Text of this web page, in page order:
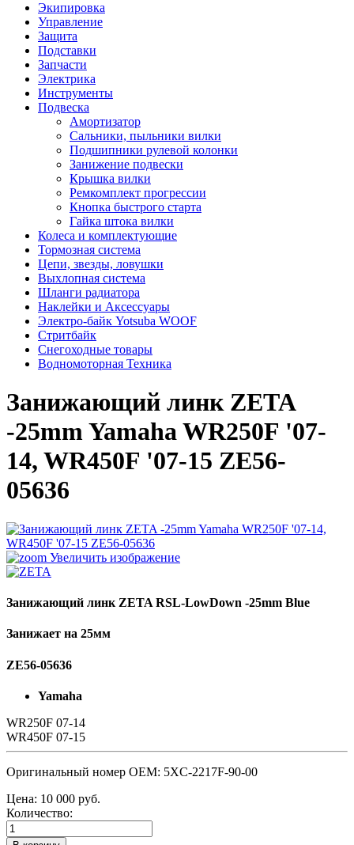
Экипировка
Управление
Защита
Подставки
Запчасти
Электрика
Инструменты
Подвеска
Амортизатор
Сальники, пыльники вилки
Подшипники рулевой колонки
Занижение подвески
Крышка вилки
Ремкомплект прогрессии
Кнопка быстрого старта
Гайка штока вилки
Колеса и комплектующие
Тормозная система
Цепи, звезды, ловушки
Выхлопная система
Шланги радиатора
Наклейки и Аксессуары
Электро-байк Yotsuba WOOF
Стритбайк
Снегоходные товары
Водномоторная Техника
Занижающий линк ZETA
-25mm Yamaha WR250F '07-
14, WR450F '07-15 ZE56-
05636
Увеличить изображение
Занижающий линк ZETA RSL-LowDown -25mm Blue
Занижает на 25мм
ZE56-05636
Yamaha
WR250F 07-14
WR450F 07-15
Оригинальный номер OEM: 5XC-2217F-90-00
Цена: 10 000 руб.
Количество: